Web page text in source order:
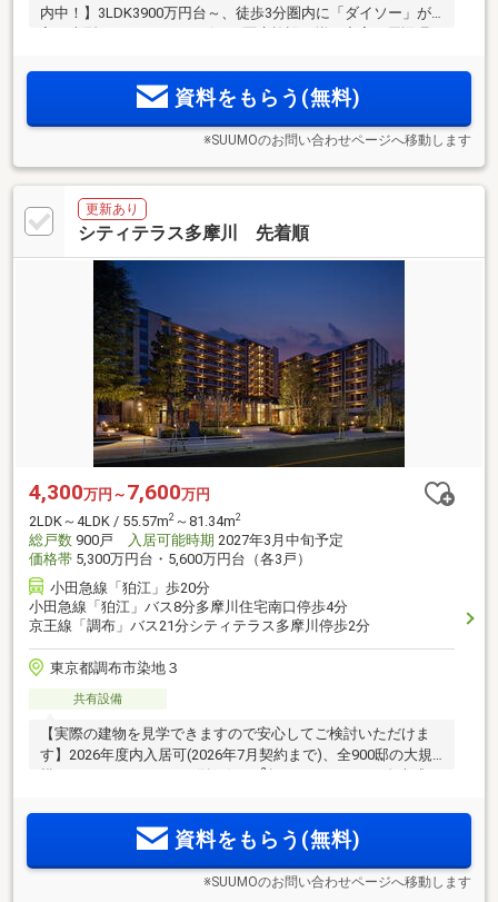
内中！】3LDK3900万円台～、徒歩3分圏内に「ダイソー」が
日当たりをご体感ください！SUUMOからの予約で5000円ギフ
トカードプレゼント中資料をもらう(無料)
※SUUMOのお問い合わせページへ移動します
更新あり
シティテラス多摩川 先着順
4,300万円～ 7,600万円
2LDK～4LDK / 55.57m2 ～81.34m2
総戸数 900戸 入居可能時期 2027年3月中旬予定
価格帯 5,300万円台・5,600万円台（各3戸）
小田急線「狛江」歩20分
小田急線「狛江」バス8分多摩川住宅南口停歩4分
京王線「調布」バス21分シティテラス多摩川停歩2分
東京都調布市染地３
共有設備
【実際の建物を見学できますので安心してご検討いただけま
す】2026年度内入居可(2026年7月契約まで)、全900邸の大規
2
(※3)
資料をもらう(無料)
※SUUMOのお問い合わせページへ移動します